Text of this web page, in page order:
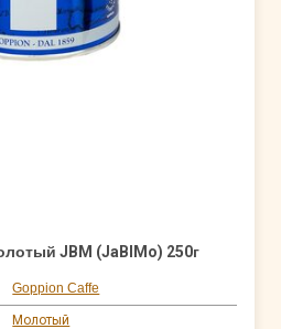
JBM (JaBlMo) 250г
Goppion Caffe
Молотый